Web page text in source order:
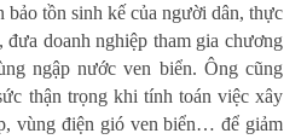
bảo tồn sinh kế của người dân, thực
doanh nghiệp tham gia chương
ngập nước ven biển. Ông cũng
thận trọng khi tính toán việc xây
vùng điện gió ven biển… để giảm